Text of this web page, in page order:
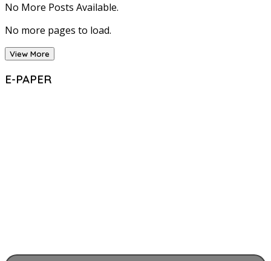
No More Posts Available.
No more pages to load.
View More
E-PAPER